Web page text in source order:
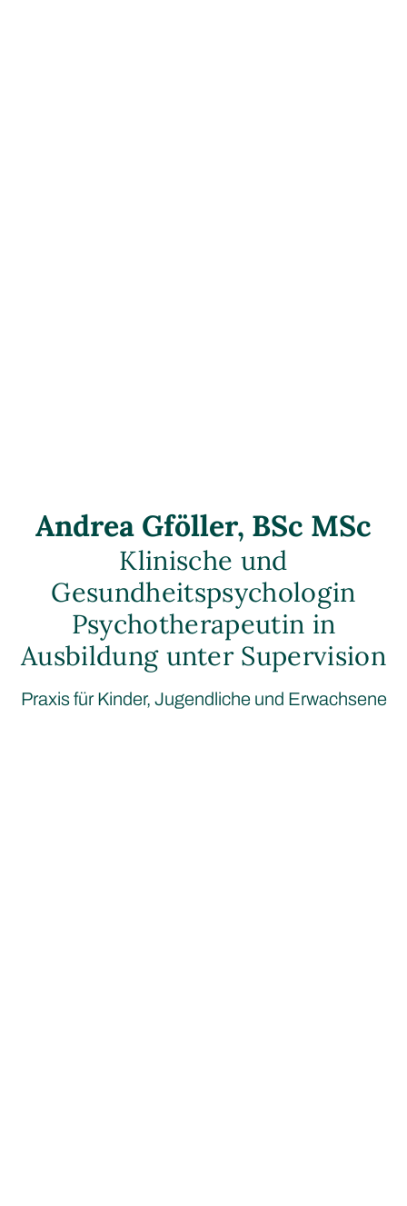
Andrea Gföller, BSc MSc
Klinische und
Gesundheitspsychologin
Psychotherapeutin in
Ausbildung unter Supervision
Praxis für Kinder, Jugendliche und Erwachsene